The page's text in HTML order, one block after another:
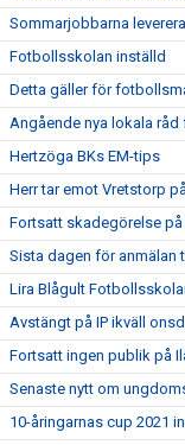
Sommarjobbarna
Fotbollsskolan inställd
Detta gäller för
Angående nya lokala
Hertzöga BKs EM-tips
Herr tar emot Vretstorp
Fortsatt skadegörelse på
Sista dagen för anmälan
Lira Blågult
Avstängt på IP ikväll
Fortsatt ingen publik på
Senaste nytt om
10-åringarnas cup 2021